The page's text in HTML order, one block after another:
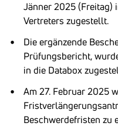
Jänner 2025 (Freitag)
Vertreters zugestellt.
Die ergänzende
Prüfungsbericht,
in die Databox
Am 27. Februar 2025
Beschwerdefristen zu